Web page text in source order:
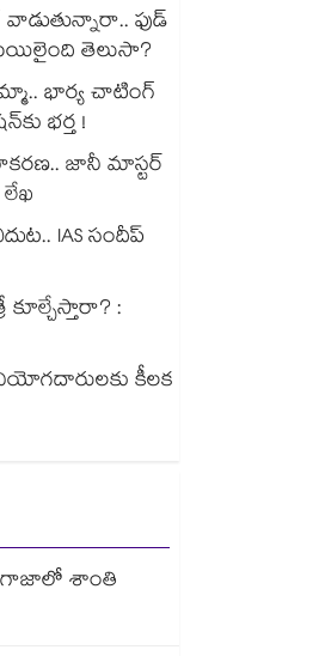
ఫుడ్
ఫెయిలైంది తెలుసా?
భార్య చాటింగ్
భర్త !
జానీ మాస్టర్
లేఖ
IAS సందీప్
కూల్చేస్తారా? :
కీలక
: గాజాలో శాంతి